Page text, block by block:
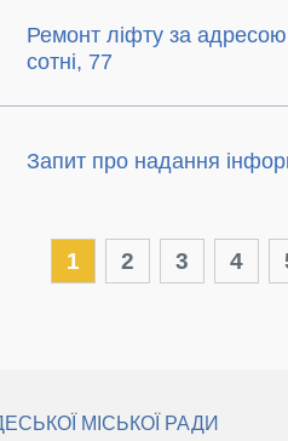
Ремонт ліфту за
сотні, 77
Запит про надання
1 2 3 4
МІСЬКОЇ РАДИ